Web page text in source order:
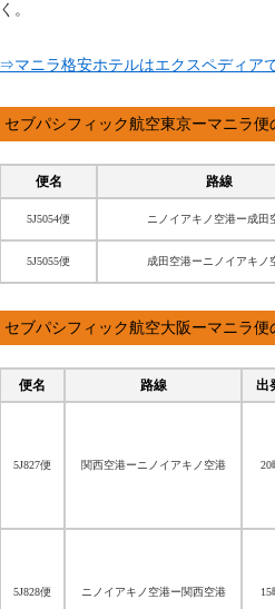
く。
⇒マニラ格安ホテルはエクスペディア
セブパシフィック航空東京ーマニラ便
便名 路線
5J5054便 ニノイアキノ空港ー成田
5J5055便
成田空港ーニノイアキノ
セブパシフィック航空大阪ーマニラ便
便名 路線 出
5J827便 関西空港ーニノイアキノ空港 20
5J828便 ニノイアキノ空港ー関西空港 15